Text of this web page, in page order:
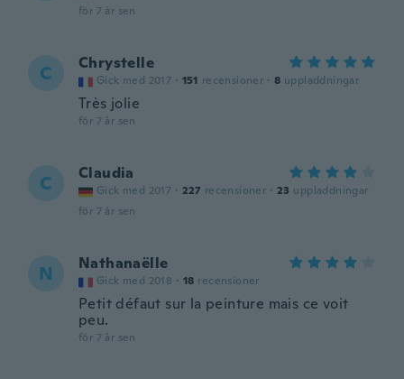
för 7 år sen
C Chrystelle
Gick med 2017 · 151 recensioner · 8 uppladdningar
Très jolie
för 7 år sen
C Claudia
Gick med 2017 · 227 recensioner · 23 uppladdningar
för 7 år sen
N Nathanaëlle
Gick med 2018 · 18 recensioner
Petit défaut sur la peinture mais ce voit
peu.
för 7 år sen